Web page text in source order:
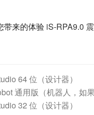
带来的体验 iS-RPA9.0
64 位（设计器）
通用版（机器人，如
32 位（设计器）